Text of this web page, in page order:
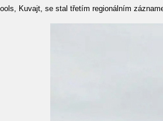
Kuvajt, se stal třetím regionálním